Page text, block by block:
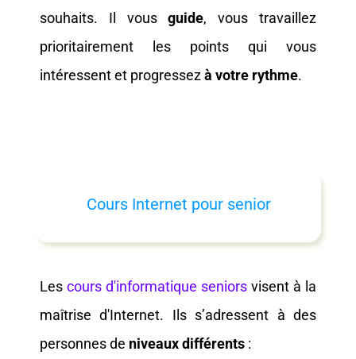
souhaits. Il vousguide, vous travaillez
prioritairement les points qui vous
intéressent et progressezà votre rythme.
Les cours d'informatique seniors visent à la
maîtrise d'Internet. Ils s’adressent à des
personnes de niveaux différents :
Cours Internet pour senior